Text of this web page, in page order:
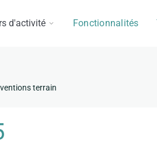
d'activité Fonctionnalités
terrain